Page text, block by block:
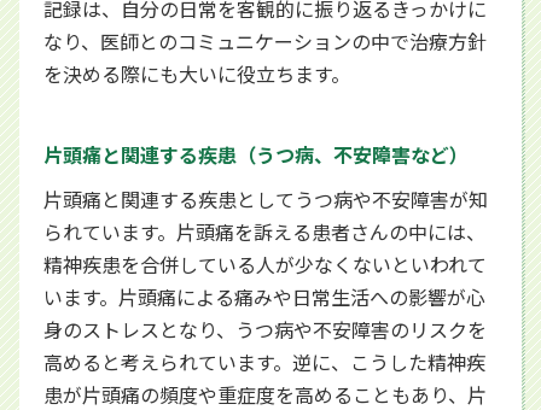
記録は、自分の日常を客観的に振り返るきっかけに
なり、医師とのコミュニケーションの中で治療方針
を決める際にも大いに役立ちます。
片頭痛と関連する疾患（うつ病、不安障害など）
片頭痛と関連する疾患としてうつ病や不安障害が知
られています。片頭痛を訴える患者さんの中には、
精神疾患を合併している人が少なくないといわれて
います。片頭痛による痛みや日常生活への影響が心
身のストレスとなり、うつ病や不安障害のリスクを
高めると考えられています。逆に、こうした精神疾
患が片頭痛の頻度や重症度を高めることもあり、片